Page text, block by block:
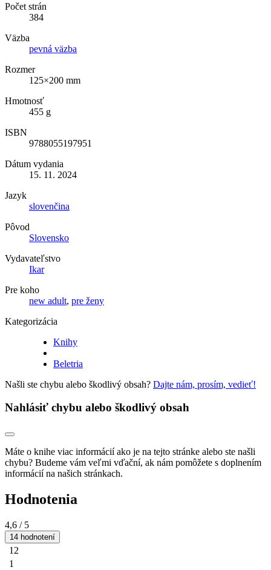
Počet strán
384
Väzba
pevná väzba
Rozmer
125×200 mm
Hmotnosť
455 g
ISBN
9788055197951
Dátum vydania
15. 11. 2024
Jazyk
slovenčina
Pôvod
Slovensko
Vydavateľstvo
Ikar
Pre koho
new adult, pre ženy
Kategorizácia
Knihy
Beletria
Našli ste chybu alebo škodlivý obsah? Dajte nám, prosím, vedieť!
Nahlásiť chybu alebo škodlivý obsah
Máte o knihe viac informácií ako je na tejto stránke alebo ste našli
chybu? Budeme vám veľmi vďační, ak nám pomôžete s doplnením
informácií na našich stránkach.
Hodnotenia
4,6 / 5
14 hodnotení
12
1